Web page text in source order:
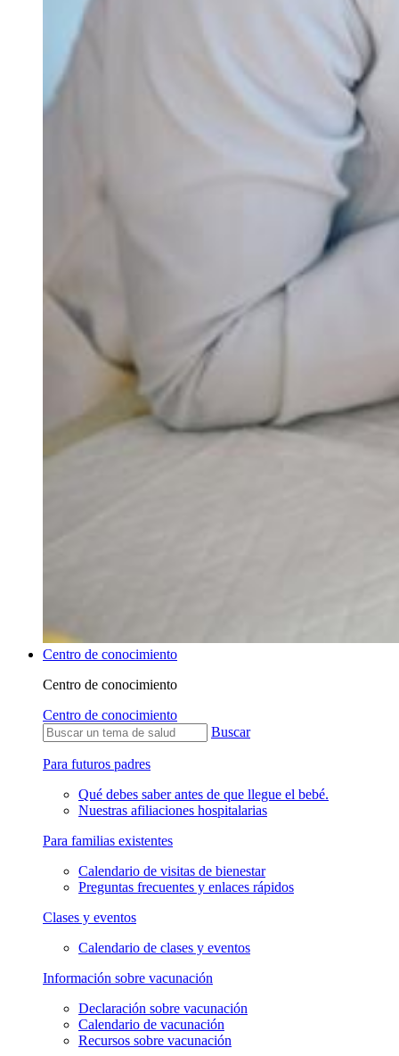
Centro de conocimiento
Centro de conocimiento
Centro de conocimiento
Buscar
Para futuros padres
Qué debes saber antes de que llegue el bebé.
Nuestras afiliaciones hospitalarias
Para familias existentes
Calendario de visitas de bienestar
Preguntas frecuentes y enlaces rápidos
Clases y eventos
Calendario de clases y eventos
Información sobre vacunación
Declaración sobre vacunación
Calendario de vacunación
Recursos sobre vacunación